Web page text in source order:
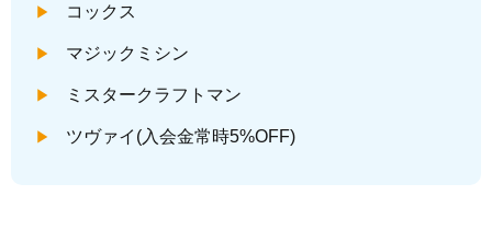
コックス
マジックミシン
ミスタークラフトマン
ツヴァイ(入会金常時5%OFF)